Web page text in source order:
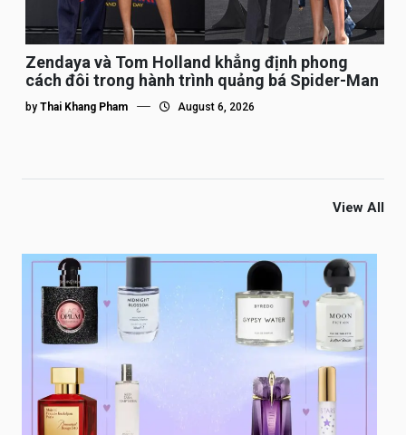
Zendaya và Tom Holland khẳng định phong
cách đôi trong hành trình quảng bá Spider-Man
by Thai Khang Pham August 6, 2026
View All